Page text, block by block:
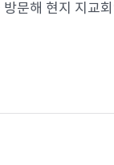
문해 현지 지교